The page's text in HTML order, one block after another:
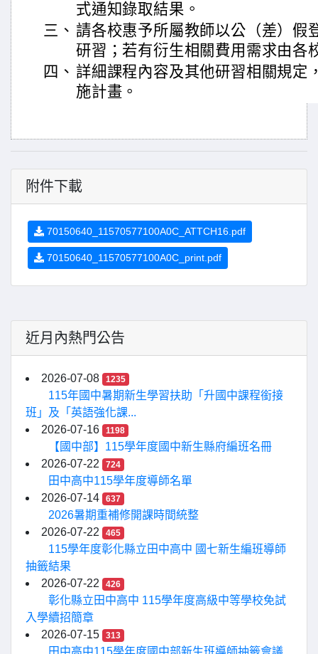
式通知錄取結果。
三、 請各校惠予所屬教師以公（差）假
研習；若有衍生相關費用需求由各
四、 詳細課程內容及其他研習相關規定
施計畫。
附件下載
70150640_11570577100A0C_ATTCH16.pdf
70150640_11570577100A0C_print.pdf
近月內熱門公告
2026-07-08 1235
115年國中暑期新生學習扶助「升國中課程銜接
班」及「英語強化課...
2026-07-16
1198
【國中部】115學年度國中新生縣府編班名冊
2026-07-22
724
田中高中115學年度導師名單
2026-07-14
637
2026暑期重補修開課時間統整
2026-07-22
465
115學年度彰化縣立田中高中 國七新生編班導師
抽籤結果
2026-07-22
426
彰化縣立田中高中 115學年度高級中等學校免試
入學續招簡章
2026-07-15
313
田中高中115學年度國中部新生班導師抽籤會議